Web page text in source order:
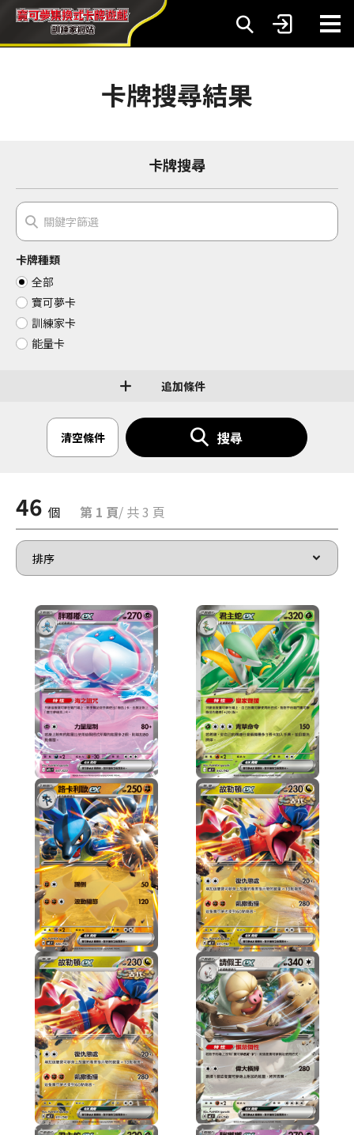
卡牌搜尋結果
卡牌搜尋
卡牌種類
全部
寶可夢卡
訓練家卡
能量卡
追加條件
清空條件 搜尋
46 個 第 1 頁/ 共 3 頁